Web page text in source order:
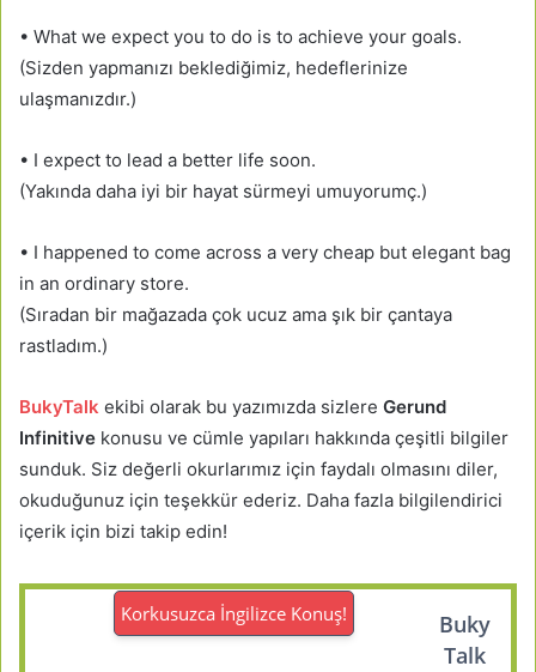
• What we expect you to do is to achieve your goals.
(Sizden yapmanızı beklediğimiz, hedeflerinize
ulaşmanızdır.)
• I expect to lead a better life soon.
(Yakında daha iyi bir hayat sürmeyi umuyorumç.)
• I happened to come across a very cheap but elegant bag
in an ordinary store.
(Sıradan bir mağazada çok ucuz ama şık bir çantaya
rastladım.)
BukyTalk ekibi olarak bu yazımızda sizlere Gerund
Infinitive konusu ve cümle yapıları hakkında çeşitli bilgiler
sunduk. Siz değerli okurlarımız için faydalı olmasını diler,
okuduğunuz için teşekkür ederiz. Daha fazla bilgilendirici
içerik için bizi takip edin!
Korkusuzca İngilizce Konuş!
Buky
Talk